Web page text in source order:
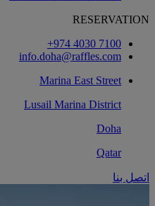
RESERVATION
‎+974 4030 7100‏
info.doha@raffles.com
Marina East Street
Lusail Marina District
Doha
Qatar
اتصل بنا